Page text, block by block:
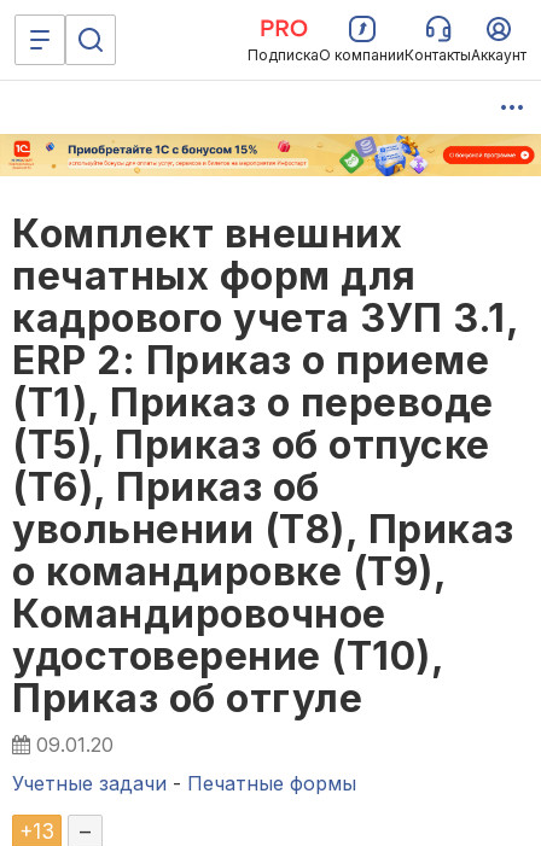
ПодпискаО компанииКонтактыАккаунт
Комплект внешних
печатных форм для
кадрового учета ЗУП 3.1,
ERP 2: Приказ о приеме
(Т1), Приказ о переводе
(Т5), Приказ об отпуске
(Т6), Приказ об
увольнении (Т8), Приказ
о командировке (Т9),
Командировочное
удостоверение (Т10),
Приказ об отгуле
09.01.20
Учетные задачи - Печатные формы
+13 –